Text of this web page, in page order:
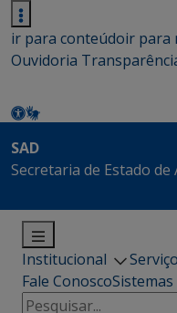
ir para conteúdoir para
Ouvidoria
SAD
Secretaria de Estado
Institucional
Fale ConoscoSistemas
Pesquisar